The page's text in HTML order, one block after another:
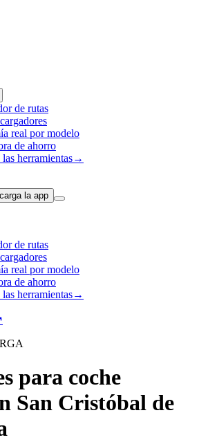
de rutas
real por modelo
de ahorro
herramientas→
la app
de rutas
real por modelo
de ahorro
herramientas→
para coche
San Cristóbal de